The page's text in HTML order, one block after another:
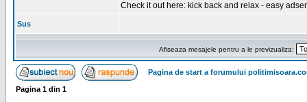
Check it out here: kick back and relax - easy
Sus
Afiseaza mesajele pentru a le previzualiza:
Pagina de start a forumului
Pagina 1 din 1